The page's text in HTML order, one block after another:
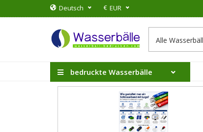
Deutsch € EUR
bedruckte Wasserbälle